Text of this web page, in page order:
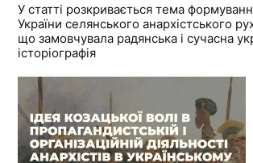
У статті розкривається тема
України селянського анархістського
що замовчувала радянська і сучасна
історіографія